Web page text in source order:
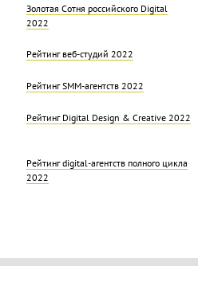
Золотая Cотня российского Digital
2022
Рейтинг веб-студий 2022
Рейтинг SMM-агентств 2022
Рейтинг Digital Design & Creative 2022
Рейтинг digital-агентств полного цикла
2022